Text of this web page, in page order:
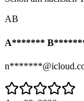
AB
A*******